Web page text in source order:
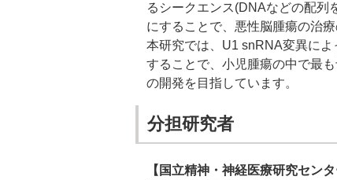
るシークエンス(DNAなどの配列
にすることで、悪性脳腫瘍の治
本研究では、U1 snRNA変異に
することで、小児腫瘍の中で最
の開発を目指しています。
分担研究者
【国立精神・神経医療研究センタ